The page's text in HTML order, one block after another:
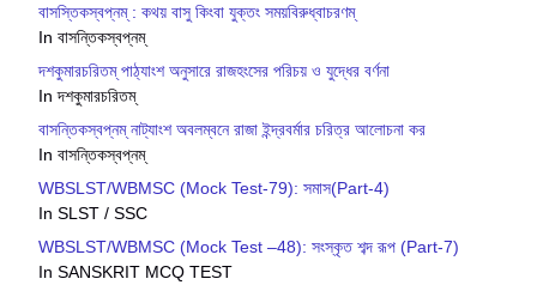
বাসস্তিকস্বপ্নম্ : কথয় বাসু কিংবা যুক্তং সময়বিরুধ্বাচরণম্
In বাসন্তিকস্বপ্নম্
দশকুমারচরিতম্ পাঠ্যাংশ অনুসারে রাজহংসের পরিচয় ও যুদ্ধের বর্ণনা
In দশকুমারচরিতম্
বাসন্তিকস্বপ্নম্ নাট্যাংশ অবলম্বনে রাজা ইন্দ্রবর্মার চরিত্র আলোচনা কর
In বাসন্তিকস্বপ্নম্
WBSLST/WBMSC (Mock Test-79): সমাস(Part-4)
In SLST / SSC
WBSLST/WBMSC (Mock Test –48): সংস্কৃত শব্দ রূপ (Part-7)
In SANSKRIT MCQ TEST